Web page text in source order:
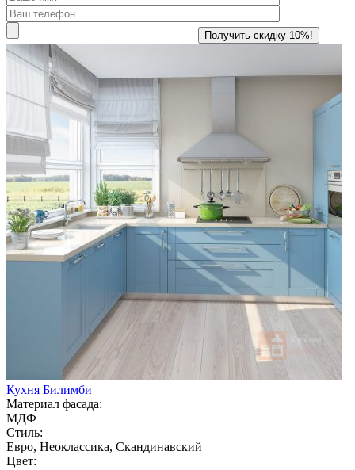
Кухня Билимби
Материал фасада:
МДФ
Стиль:
Евро, Неоклассика, Скандинавский
Цвет: